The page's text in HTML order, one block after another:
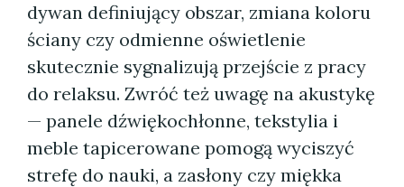
dywan definiujący obszar, zmiana koloru
ściany czy odmienne oświetlenie
skutecznie sygnalizują przejście z pracy
do relaksu. Zwróć też uwagę na akustykę
— panele dźwiękochłonne, tekstylia i
meble tapicerowane pomogą wyciszyć
strefę do nauki, a zasłony czy miękka